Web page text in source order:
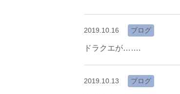
2019.10.16 ブログ
ドラクエが…….
2019.10.13 ブログ